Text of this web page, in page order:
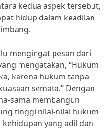
kedua aspek tersebut,
hidup dalam keadilan
mengingat pesan dari
mengatakan, “Hukum
karena hukum tanpa
semata.” Dengan
sama membangun
tinggi nilai-nilai hukum
yang adil dan